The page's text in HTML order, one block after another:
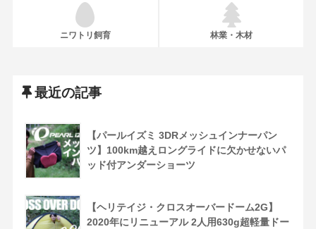
ニワトリ飼育 林業・木材
最近の記事
【パールイズミ 3DRメッシュインナーパン
ツ】100km越えロングライドに欠かせないパ
ッド付アンダーショーツ
【ヘリテイジ・クロスオーバードーム2G】
2020年にリニューアル 2人用630g超軽量ドー